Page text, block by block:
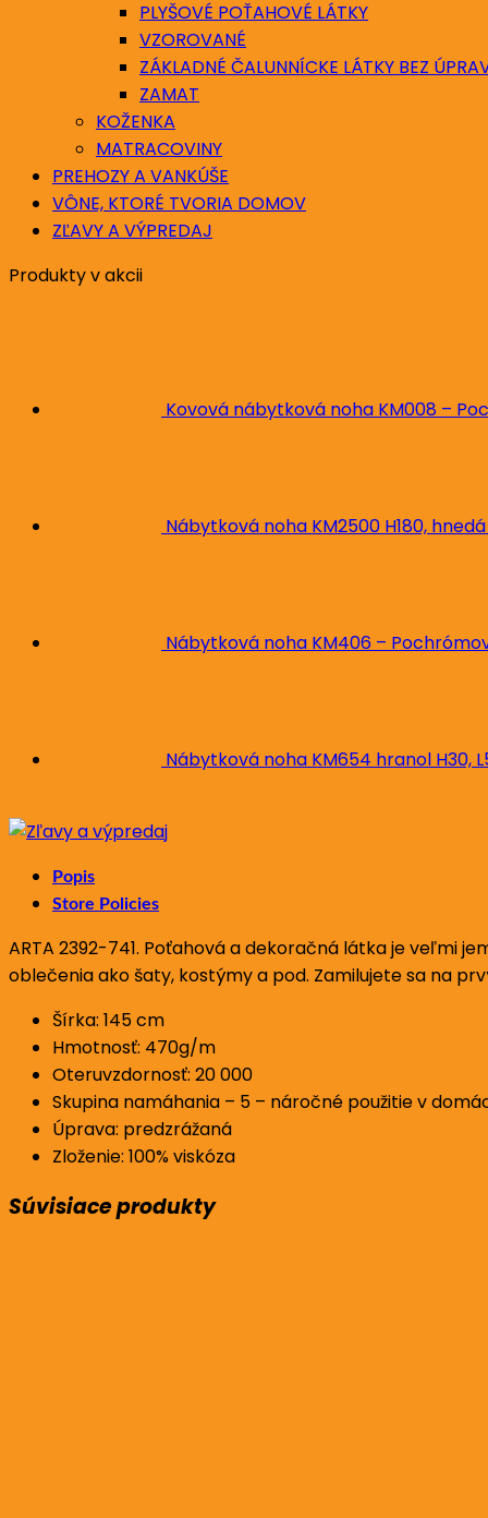
PLYŠOVÉ POŤAHOVÉ LÁTKY
VZOROVANÉ
ZÁKLADNÉ ČALUNNÍCKE LÁTKY BEZ
ZAMAT
KOŽENKA
MATRACOVINY
PREHOZY A VANKÚŠE
VÔNE, KTORÉ TVORIA DOMOV
ZĽAVY A VÝPREDAJ
Produkty v akcii
Kovová nábytková noha KM008 –
Nábytková noha KM2500 H180, hnedá
Nábytková noha KM406 –
Nábytková noha KM654 hranol H30,
Popis
Store Policies
ARTA 2392-741. Poťahová a dekoračná látka je veľmi
oblečenia ako šaty, kostýmy a pod. Zamilujete sa na
Šírka: 145 cm
Hmotnosť: 470g/m
Oteruvzdornosť: 20 000
Skupina namáhania – 5 – náročné použitie v
Úprava: predzrážaná
Zloženie: 100% viskóza
Súvisiace produkty